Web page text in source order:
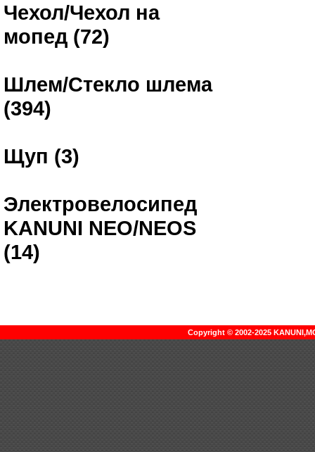
Чехол/Чехол на
мопед (72)
Шлем/Стекло шлема
(394)
Щуп (3)
Электровелосипед
KANUNI NEO/NEOS
(14)
Copyright © 2002-2025